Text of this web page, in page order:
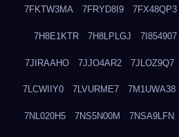
7FKTW3MA 7FRYD8I9 7FX48QP3
7H8E1KTR 7H8LPLGJ 7I854907
7JIRAAHO 7JJO4AR2 7JLOZ9Q7
7LCWIIY0 7LVURME7 7M1UWA38
7NL020H5 7NS5N00M 7NSA9LFN